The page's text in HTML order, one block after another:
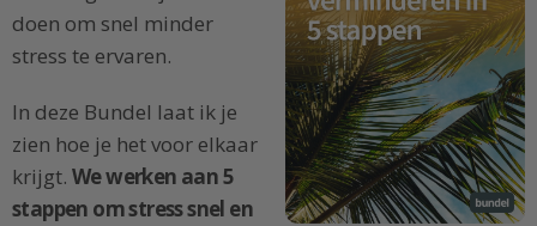
doen om snel minder
stress te ervaren.
In deze Bundel laat ik je
zien hoe je het voor elkaar
krijgt. We werken aan 5
stappen om stress snel en